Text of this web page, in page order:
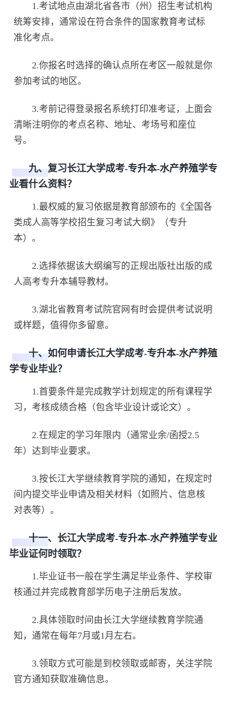
1.考试地点由湖北省各市（州）招生考试机构
统筹安排，通常设在符合条件的国家教育考试标
准化考点。
2.你报名时选择的确认点所在考区一般就是你
参加考试的地区。
3.考前记得登录报名系统打印准考证，上面会
清晰注明你的考点名称、地址、考场号和座位
号。
九、复习长江大学成考-专升本-水产养殖学专
业看什么资料？
1.最权威的复习依据是教育部颁布的《全国各
类成人高等学校招生复习考试大纲》（专升
本）。
2.选择依据该大纲编写的正规出版社出版的成
人高考专升本辅导教材。
3.湖北省教育考试院官网有时会提供考试说明
或样题，值得你多留意。
十、如何申请长江大学成考-专升本-水产养殖
学专业毕业？
1.首要条件是完成教学计划规定的所有课程学
习，考核成绩合格（包含毕业设计或论文）。
2.在规定的学习年限内（通常业余/函授2.5
年）达到毕业要求。
3.按长江大学继续教育学院的通知，在规定时
间内提交毕业申请及相关材料（如照片、信息核
对表等）。
十一、长江大学成考-专升本-水产养殖学专业
毕业证何时领取？
1.毕业证书一般在学生满足毕业条件、学校审
核通过并完成教育部学历电子注册后发放。
2.具体领取时间由长江大学继续教育学院通
知，通常在每年7月或1月左右。
3.领取方式可能是到校领取或邮寄，关注学院
官方通知获取准确信息。